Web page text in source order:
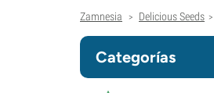
Zamnesia > Delicious Seeds >
Categorías